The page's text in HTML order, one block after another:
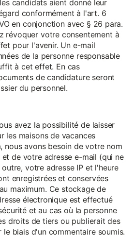
candidats aient donné leur
conformément à l'art. 6
en conjonction avec § 26 para.
révoquer votre consentement à
pour l'avenir. Un e-mail
de la personne responsable
à cet effet. En cas
de candidature seront
du personnel.
avez la possibilité de laisser
les maisons de vacances
nous avons besoin de votre nom
de votre adresse e-mail (qui ne
votre adresse IP et l'heure
enregistrées et conservées
maximum. Ce stockage de
électronique est effectué
et au cas où la personne
droits de tiers ou publierait des
biais d'un commentaire soumis.